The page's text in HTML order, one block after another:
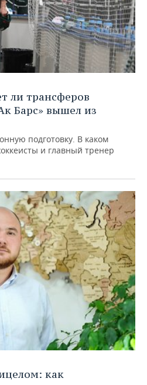
ли трансферов
Барс» вышел из
подготовку. В каком
и главный тренер
как